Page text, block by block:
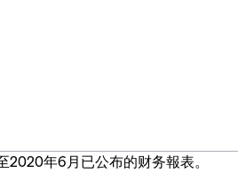
年6月已公布的财务報表。